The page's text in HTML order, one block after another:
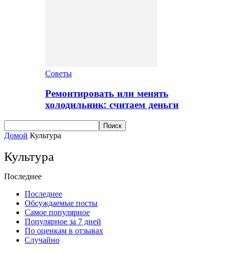
Советы
Ремонтировать или менять
холодильник: считаем деньги
Домой Культура
Культура
Последнее
Последнее
Обсуждаемые посты
Самое популярное
Популярное за 7 дней
По оценкам в отзывах
Случайно